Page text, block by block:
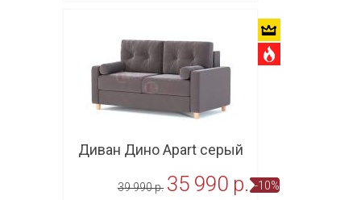
Диван Дино Apart серый
39 990 p. -10%
35 990 p.